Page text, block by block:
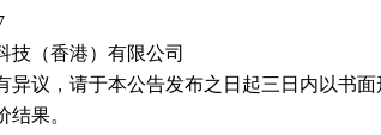
技（香港）有限公司
异议，请于本公告发布之日起三日内以书
结果。